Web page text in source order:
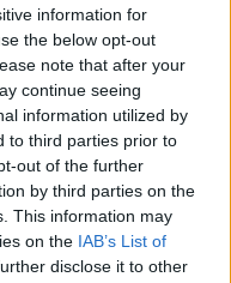
information for
the below opt-out
note that after your
continue seeing
information utilized by
to third parties prior to
out of the further
by third parties on the
This information may
on the IAB’s List of
disclose it to other
a napi pénzügyi
partnerként